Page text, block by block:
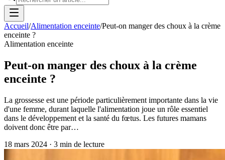
Accueil/Alimentation enceinte/Peut-on manger des choux à la crème
enceinte ?
Alimentation enceinte
Peut-on manger des choux à la crème
enceinte ?
La grossesse est une période particulièrement importante dans la vie
d'une femme, durant laquelle l'alimentation joue un rôle essentiel
dans le développement et la santé du fœtus. Les futures mamans
doivent donc être par…
18 mars 2024 · 3 min de lecture